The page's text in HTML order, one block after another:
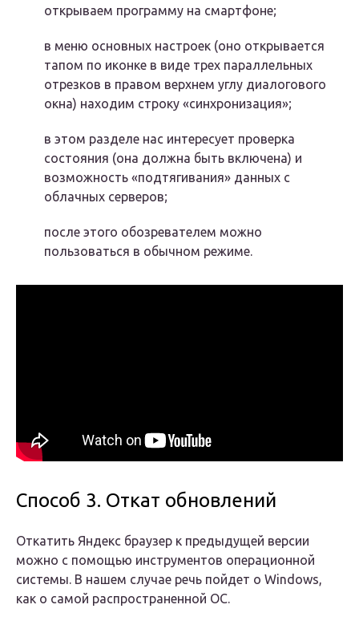
открываем программу на смартфоне;
в меню основных настроек (оно открывается
тапом по иконке в виде трех параллельных
отрезков в правом верхнем углу диалогового
окна) находим строку «синхронизация»;
в этом разделе нас интересует проверка
состояния (она должна быть включена) и
возможность «подтягивания» данных с
облачных серверов;
после этого обозревателем можно
пользоваться в обычном режиме.
Способ 3. Откат обновлений
Откатить Яндекс браузер к предыдущей версии
можно с помощью инструментов операционной
системы. В нашем случае речь пойдет о Windows,
как о самой распространенной ОС.